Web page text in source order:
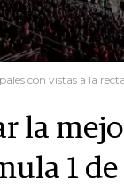
con vistas a la
la
1 de